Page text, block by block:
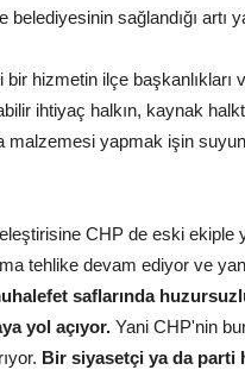
sağlandığı artı
hizmetin ilçe başkanlıkları
ihtiyaç halkın, kaynak
malzemesi yapmak işin
CHP de eski ekiple
tehlike devam ediyor ve
saflarında
yol açıyor. Yani CHP'nin
Bir siyasetçi ya da parti